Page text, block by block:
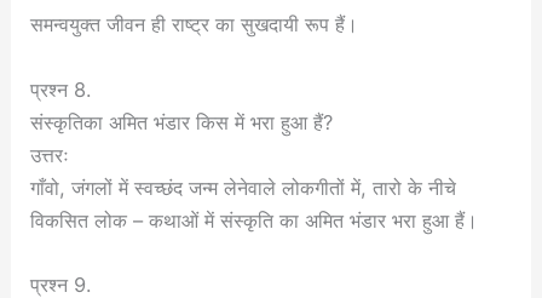
समन्वयुक्त जीवन ही राष्ट्र का सुखदायी रूप हैं।
प्रश्न 8.
संस्कृतिका अमित भंडार किस में भरा हुआ हैं?
उत्तरः
गाँवो, जंगलों में स्वच्छंद जन्म लेनेवाले लोकगीतों में, तारो के नीचे
विकसित लोक – कथाओं में संस्कृति का अमित भंडार भरा हुआ हैं।
प्रश्न 9.